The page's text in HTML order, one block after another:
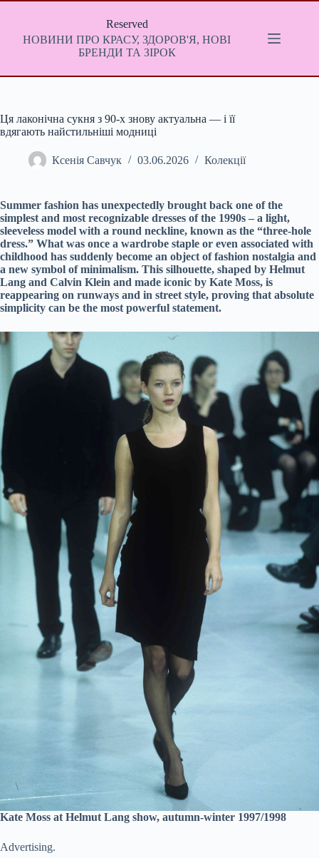
Перейти
Reserved
НОВИНИ ПРО КРАСУ, ЗДОРОВ'Я, НОВІ
БРЕНДИ ТА ЗІРОК
Ця лаконічна сукня з 90-х знову актуальна — і її
вдягають найстильніші модниці
Ксенія Савчук 03.06.2026 Колекції
Summer fashion has unexpectedly brought back one of the
simplest and most recognizable dresses of the 1990s – a light,
sleeveless model with a round neckline, known as the “three-hole
dress.” What was once a wardrobe staple or even associated with
childhood has suddenly become an object of fashion nostalgia and
a new symbol of minimalism. This silhouette, shaped by Helmut
Lang and Calvin Klein and made iconic by Kate Moss, is
reappearing on runways and in street style, proving that absolute
simplicity can be the most powerful statement.
Kate Moss at Helmut Lang show, autumn-winter 1997/1998
Advertising.